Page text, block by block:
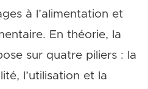
à l’alimentation et
En théorie, la
sur quatre piliers : la
l’utilisation et la